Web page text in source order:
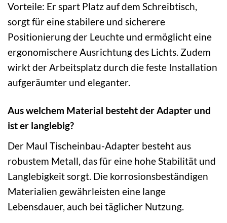
Vorteile: Er spart Platz auf dem Schreibtisch,
sorgt für eine stabilere und sicherere
Positionierung der Leuchte und ermöglicht eine
ergonomischere Ausrichtung des Lichts. Zudem
wirkt der Arbeitsplatz durch die feste Installation
aufgeräumter und eleganter.
Aus welchem Material besteht der Adapter und
ist er langlebig?
Der Maul Tischeinbau-Adapter besteht aus
robustem Metall, das für eine hohe Stabilität und
Langlebigkeit sorgt. Die korrosionsbeständigen
Materialien gewährleisten eine lange
Lebensdauer, auch bei täglicher Nutzung.